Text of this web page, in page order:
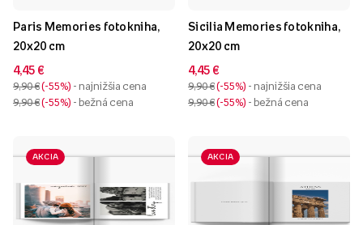
Paris Memories fotokniha,
20x20 cm
4,45 €
9,90 € -55% - najnižšia cena
9,90 € -55% - bežná cena
Sicilia Memories fotokniha,
20x20 cm
4,45 €
9,90 € -55% - najnižšia cena
9,90 € -55% - bežná cena
AKCIA AKCIA